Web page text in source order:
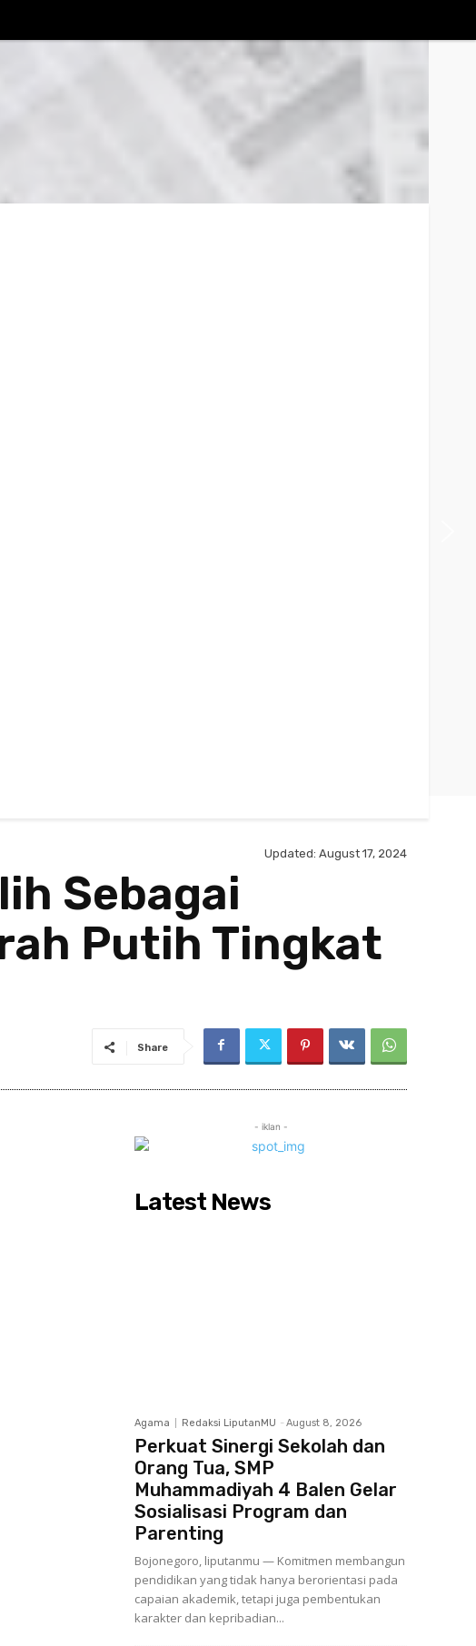
Updated: August 17, 2024
Sebagai
Putih Tingkat
Share
- iklan -
Latest News
Agama Redaksi LiputanMU - August 8, 2026
Perkuat Sinergi Sekolah dan
Orang Tua, SMP
Muhammadiyah 4 Balen Gelar
Sosialisasi Program dan
Parenting
Bojonegoro, liputanmu — Komitmen membangun
pendidikan yang tidak hanya berorientasi pada
capaian akademik, tetapi juga pembentukan
karakter dan kepribadian...